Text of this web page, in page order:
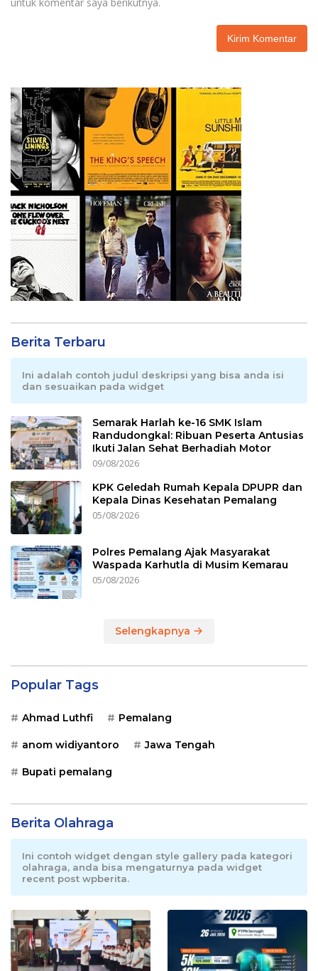
untuk komentar saya berikutnya.
Berita Terbaru
Ini adalah contoh judul deskripsi yang bisa anda isi
dan sesuaikan pada widget
Semarak Harlah ke-16 SMK Islam
Randudongkal: Ribuan Peserta Antusias
Ikuti Jalan Sehat Berhadiah Motor
09/08/2026
KPK Geledah Rumah Kepala DPUPR dan
Kepala Dinas Kesehatan Pemalang
05/08/2026
Polres Pemalang Ajak Masyarakat
Waspada Karhutla di Musim Kemarau
05/08/2026
Selengkapnya
Popular Tags
Ahmad Luthfi Pemalang
anom widiyantoro Jawa Tengah
Bupati pemalang
Berita Olahraga
Ini contoh widget dengan style gallery pada kategori
olahraga, anda bisa mengaturnya pada widget
recent post wpberita.